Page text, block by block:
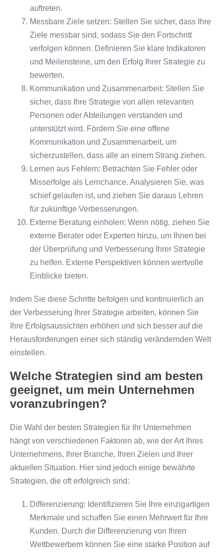
auftreten.
Messbare Ziele setzen: Stellen Sie sicher, dass Ihre
Ziele messbar sind, sodass Sie den Fortschritt
verfolgen können. Definieren Sie klare Indikatoren
und Meilensteine, um den Erfolg Ihrer Strategie zu
bewerten.
Kommunikation und Zusammenarbeit: Stellen Sie
sicher, dass Ihre Strategie von allen relevanten
Personen oder Abteilungen verstanden und
unterstützt wird. Fördern Sie eine offene
Kommunikation und Zusammenarbeit, um
sicherzustellen, dass alle an einem Strang ziehen.
Lernen aus Fehlern: Betrachten Sie Fehler oder
Misserfolge als Lernchance. Analysieren Sie, was
schief gelaufen ist, und ziehen Sie daraus Lehren
für zukünftige Verbesserungen.
Externe Beratung einholen: Wenn nötig, ziehen Sie
externe Berater oder Experten hinzu, um Ihnen bei
der Überprüfung und Verbesserung Ihrer Strategie
zu helfen. Externe Perspektiven können wertvolle
Einblicke bieten.
Indem Sie diese Schritte befolgen und kontinuierlich an
der Verbesserung Ihrer Strategie arbeiten, können Sie
Ihre Erfolgsaussichten erhöhen und sich besser auf die
Herausforderungen einer sich ständig verändernden Welt
einstellen.
Welche Strategien sind am besten
geeignet, um mein Unternehmen
voranzubringen?
Die Wahl der besten Strategien für Ihr Unternehmen
hängt von verschiedenen Faktoren ab, wie der Art Ihres
Unternehmens, Ihrer Branche, Ihren Zielen und Ihrer
aktuellen Situation. Hier sind jedoch einige bewährte
Strategien, die oft erfolgreich sind:
Differenzierung: Identifizieren Sie Ihre einzigartigen
Merkmale und schaffen Sie einen Mehrwert für Ihre
Kunden. Durch die Differenzierung von Ihren
Wettbewerbern können Sie eine starke Position auf